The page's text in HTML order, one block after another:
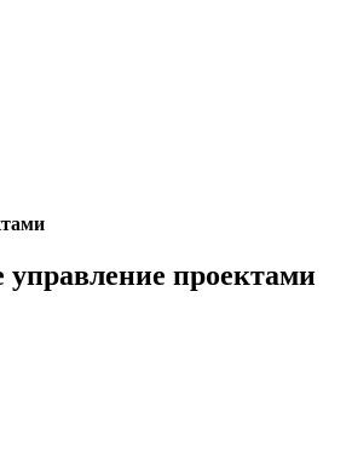
проектами